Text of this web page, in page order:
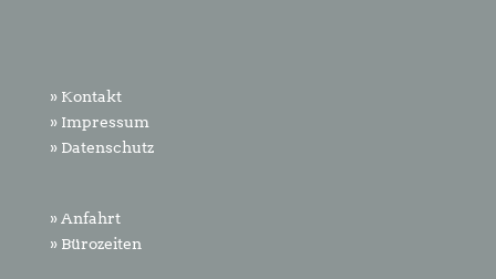
» Kontakt
» Impressum
» Datenschutz
» Anfahrt
» Bürozeiten